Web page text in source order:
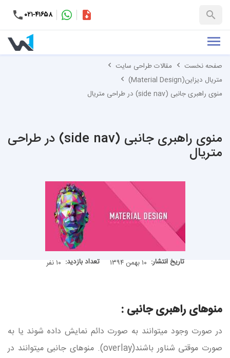
۰۲۱-۴۱۶۵۸
+۹۸-کاتالوگ
صفحه نخست
مقالات طراحی سایت
متریال دیزاین(Material Design)
منوی راهبری جانبی (side nav) در طراحی متریال
منوی راهبری جانبی (side nav) در طراحی
متریال
تاریخ انتشار: ۱۰ بهمن ۱۳۹۴ تعداد بازدید: ۱۰ نفر
منوهای راهبری جانبی :
در صورت وجود میتوانند به صورت دائم نمایش داده شوند یا به
صورت موقتی شناور باشند(overlay). منوهای جانبی میتوانند در